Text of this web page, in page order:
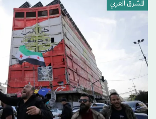
المشرق العربي